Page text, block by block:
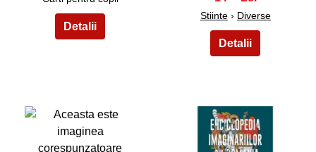
Stiinte› Diverse